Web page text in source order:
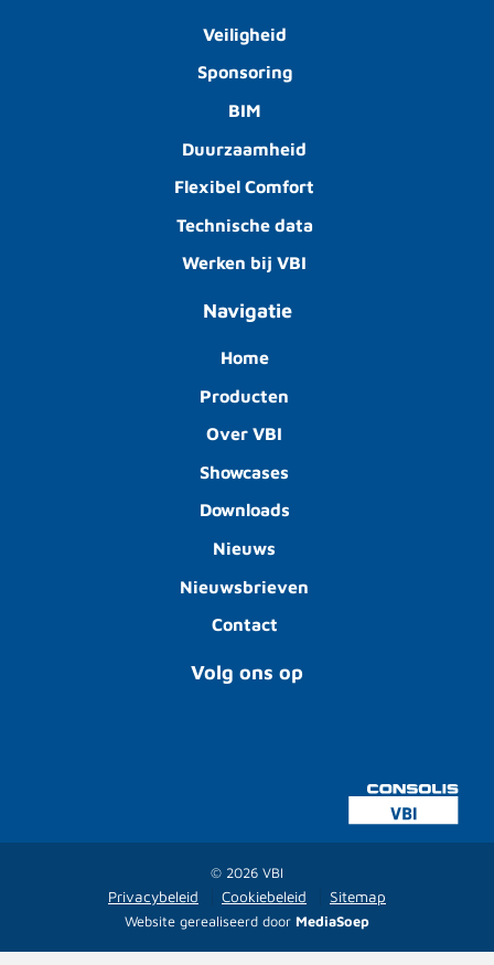
Veiligheid
Sponsoring
BIM
Duurzaamheid
Flexibel Comfort
Technische data
Werken bij VBI
Navigatie
Home
Producten
Over VBI
Showcases
Downloads
Nieuws
Nieuwsbrieven
Contact
Volg ons op
© 2026 VBI
Privacybeleid Cookiebeleid Sitemap
Website gerealiseerd door MediaSoep